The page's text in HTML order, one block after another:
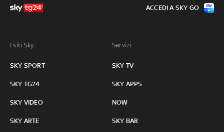
I siti Sky:
SKY SPORT
SKY TG24
SKY VIDEO
SKY ARTE
Servizi:
SKY TV
SKY APPS
NOW
SKY BAR
ACCEDI A SKY GO